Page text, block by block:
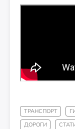
ТРАНСПОРТ
ДОРОГИ